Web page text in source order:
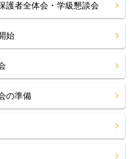
護者全体会・学級懇談会
始
の準備